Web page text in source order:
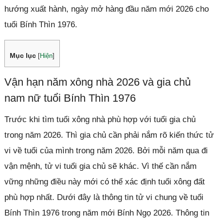
hướng xuất hành, ngày mở hàng đầu năm mới 2026 cho
tuổi Bính Thìn 1976.
Mục lục Hiện]
Vận hạn năm xông nhà 2026 và gia chủ
nam nữ tuổi Bính Thìn 1976
Trước khi tìm tuổi xông nhà phù hợp với tuổi gia chủ
trong năm 2026. Thì gia chủ cần phải nắm rõ kiến thức tử
vi về tuổi của mình trong năm 2026. Bởi mỗi năm qua đi
vận mệnh, tử vi tuổi gia chủ sẽ khác. Vì thế cần nắm
vững những điều này mới có thể xác định tuổi xông đất
phù hợp nhất. Dưới đây là thông tin tử vi chung về tuổi
Bính Thìn 1976 trong năm mới Bính Ngọ 2026. Thông tin